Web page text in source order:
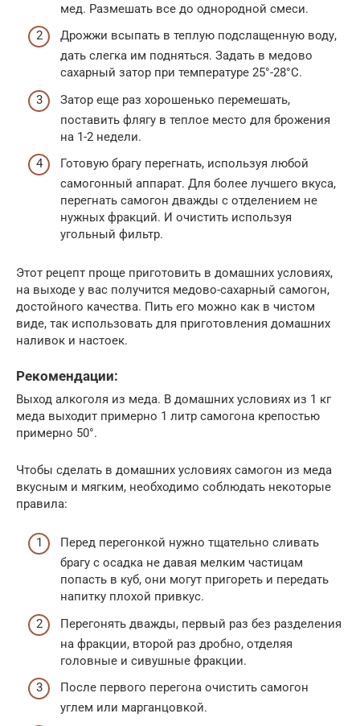
мед. Размешать все до однородной смеси.
Дрожжи всыпать в теплую подслащенную воду,
дать слегка им подняться. Задать в медово
сахарный затор при температуре 25°-28°С.
Затор еще раз хорошенько перемешать,
поставить флягу в теплое место для брожения
на 1-2 недели.
Готовую брагу перегнать, используя любой
самогонный аппарат. Для более лучшего вкуса,
перегнать самогон дважды с отделением не
нужных фракций. И очистить используя
угольный фильтр.
Этот рецепт проще приготовить в домашних условиях,
на выходе у вас получится медово-сахарный самогон,
достойного качества. Пить его можно как в чистом
виде, так использовать для приготовления домашних
наливок и настоек.
Рекомендации:
Выход алкоголя из меда. В домашних условиях из 1 кг
меда выходит примерно 1 литр самогона крепостью
примерно 50°.
Чтобы сделать в домашних условиях самогон из меда
вкусным и мягким, необходимо соблюдать некоторые
правила:
Перед перегонкой нужно тщательно сливать
брагу с осадка не давая мелким частицам
попасть в куб, они могут пригореть и передать
напитку плохой привкус.
Перегонять дважды, первый раз без разделения
на фракции, второй раз дробно, отделяя
головные и сивушные фракции.
После первого перегона очистить самогон
углем или марганцовкой.